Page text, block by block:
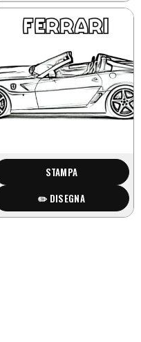
STAMPA
✏️ DISEGNA